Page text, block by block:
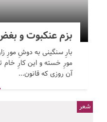
بزم عنکبوت و
بارِ سنگینی به دوشِ مورِ
مورِ خسته و این کارِ خام
آن روزی که قانون...
شعر